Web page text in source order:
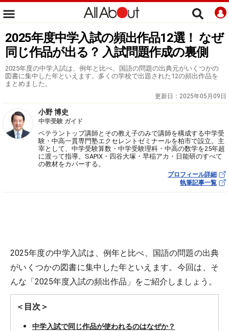
2025年度中学入試の頻出作品12選！ なぜ
同じ作品が出る？ 入試問題作成の裏側
2025年度の中学入試は、例年と比べ、国語の問題の出典元がいくつかの
図書に集中した年といえます。多くの学校で出題された12の頻出作品を
まとめました。
更新日： 2025年05月09日
小野 博史
中学受験 ガイド
ベテラントップ講師とその教え子のみで講師を構成する中学受
験・中高一貫専門塾エクセレントゼミナールを柏市で設立。主
宰として、中学受験算数・中学受験理科・中高の数学を25年超
に渡って指導。SAPIX・四谷大塚・早稲アカ・日能研のすべて
の教材をカバーする。
プロフィール詳細
執筆記事一覧
2025年度の中学入試は、例年と比べ、国語の問題の出典
がいくつかの図書に集中した年といえます。今回は、そ
んな「2025年度入試の頻出作品」をご紹介しましょう。
＜目次＞
中学入試で同じ作品が使われるのはなぜか？